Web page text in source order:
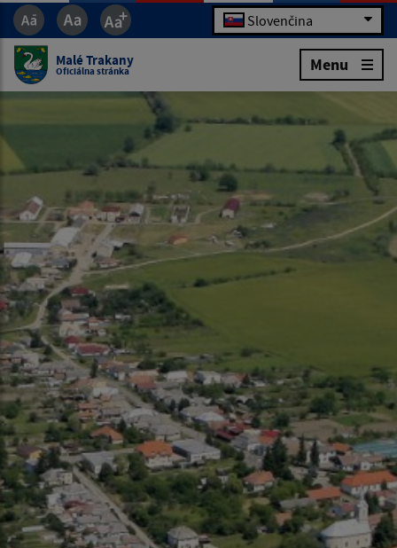
Slovenčina
Malé Trakany
Oficiálna stránka Menu